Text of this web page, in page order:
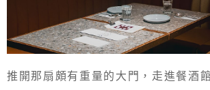
推開那扇頗有重量的大門，走進餐酒